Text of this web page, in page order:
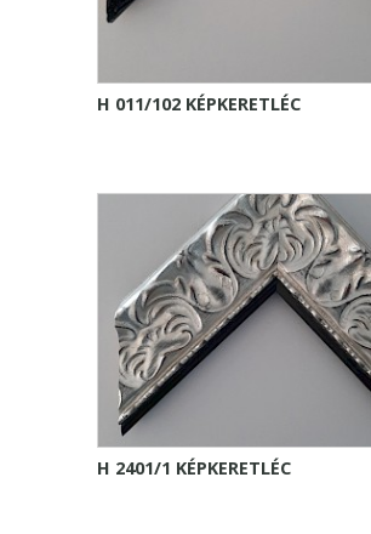
H 011/102 KÉPKERETLÉC
H 2401/1 KÉPKERETLÉC